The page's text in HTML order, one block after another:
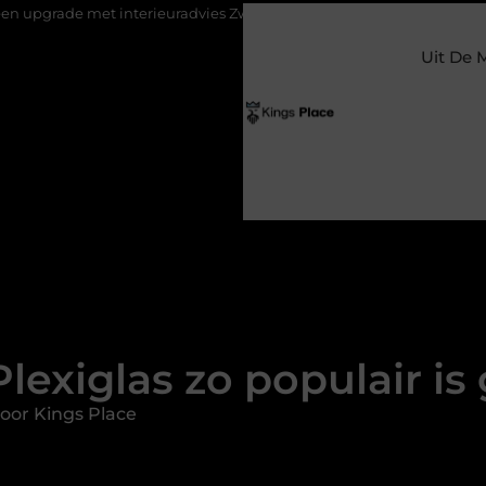
Zwolle Nieuw verhuisd naar Laren? Waarom het
Uit De
zo populair is
Kings Place